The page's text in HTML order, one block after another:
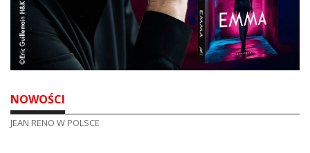
NOWOŚCI
JEAN RENO W POLSCE